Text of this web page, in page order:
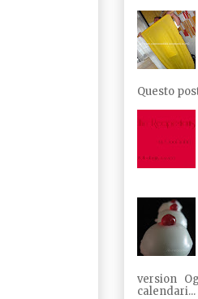
Questo
version
calendari...